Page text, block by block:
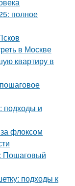
полное
в Москве
квартиру в
подходы и
флоксом
Пошаговый
подходы к